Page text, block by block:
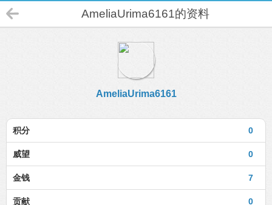
AmeliaUrima6161的资料
AmeliaUrima6161
0
积分
0
威望
7
金钱
0
贡献